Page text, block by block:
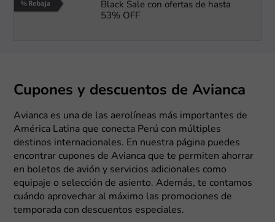
Black Sale con ofertas de hasta
53% OFF
Cupones y descuentos de Avianca
Avianca es una de las aerolíneas más importantes de
América Latina que conecta Perú con múltiples
destinos internacionales. En nuestra página puedes
encontrar cupones de Avianca que te permiten ahorrar
en boletos de avión y servicios adicionales como
equipaje o selección de asiento. Además, te contamos
cuándo aprovechar al máximo las promociones de
temporada con descuentos especiales.